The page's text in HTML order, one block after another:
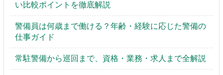
い比較ポイントを徹底解説
警備員は何歳まで働ける？年齢・経験に応じた警備の
仕事ガイド
常駐警備から巡回まで、資格・業務・求人まで全解説